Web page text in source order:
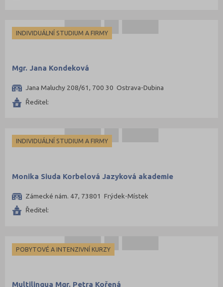
INDIVIDUÁLNÍ STUDIUM A FIRMY
Mgr. Jana Kondeková
Jana Maluchy 208/61, 700 30 Ostrava-Dubina
Ředitel:
INDIVIDUÁLNÍ STUDIUM A FIRMY
Monika Siuda Korbelová Jazyková akademie
Zámecké nám. 47, 73801 Frýdek-Místek
Ředitel:
POBYTOVÉ A INTENZIVNÍ KURZY
Multilingua Mgr. Petra Kořená